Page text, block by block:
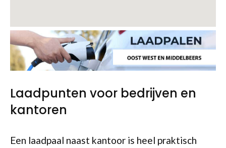
Laadpunten voor bedrijven en
kantoren
Een laadpaal naast kantoor is heel praktisch